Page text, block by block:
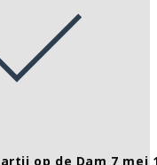
op de Dam 7 mei